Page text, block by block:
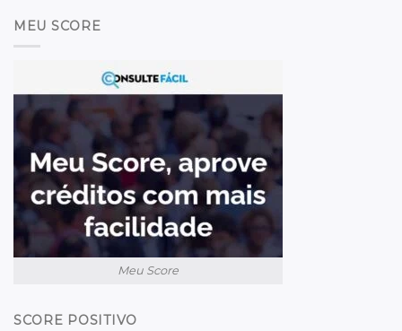
MEU SCORE
Meu Score
SCORE POSITIVO